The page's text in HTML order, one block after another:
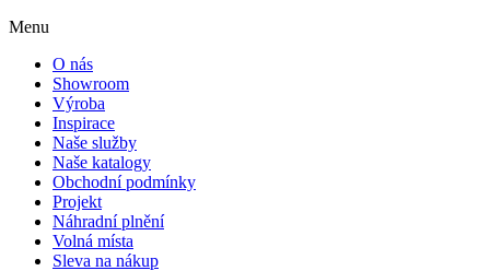
Menu
O nás
Showroom
Výroba
Inspirace
Naše služby
Naše katalogy
Obchodní podmínky
Projekt
Náhradní plnění
Volná místa
Sleva na nákup